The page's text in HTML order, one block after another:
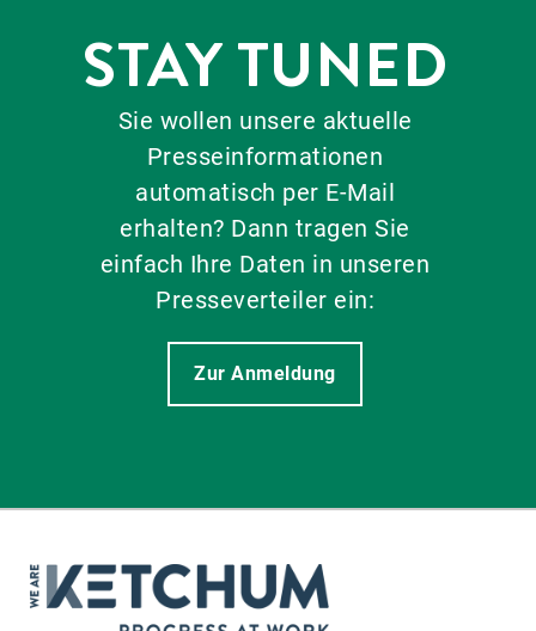
STAY TUNED
Sie wollen unsere aktuelle
Presseinformationen
automatisch per E-Mail
erhalten? Dann tragen Sie
einfach Ihre Daten in unseren
Presseverteiler ein:
Zur Anmeldung